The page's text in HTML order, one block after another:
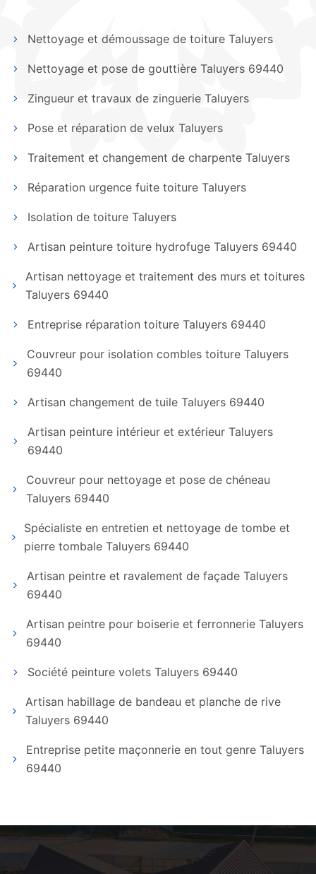
Nettoyage et démoussage de toiture Taluyers
Nettoyage et pose de gouttière Taluyers 69440
Zingueur et travaux de zinguerie Taluyers
Pose et réparation de velux Taluyers
Traitement et changement de charpente Taluyers
Réparation urgence fuite toiture Taluyers
Isolation de toiture Taluyers
Artisan peinture toiture hydrofuge Taluyers 69440
Artisan nettoyage et traitement des murs et toitures
Taluyers 69440
Entreprise réparation toiture Taluyers 69440
Couvreur pour isolation combles toiture Taluyers
69440
Artisan changement de tuile Taluyers 69440
Artisan peinture intérieur et extérieur Taluyers
69440
Couvreur pour nettoyage et pose de chéneau
Taluyers 69440
Spécialiste en entretien et nettoyage de tombe et
pierre tombale Taluyers 69440
Artisan peintre et ravalement de façade Taluyers
69440
Artisan peintre pour boiserie et ferronnerie Taluyers
69440
Société peinture volets Taluyers 69440
Artisan habillage de bandeau et planche de rive
Taluyers 69440
Entreprise petite maçonnerie en tout genre Taluyers
69440